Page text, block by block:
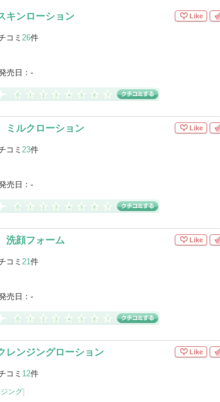
キンローション
コミ 26件
売日： -
Like
ルクローション
コミ 23件
売日： -
Like
顔フォーム
コミ 21件
売日： -
Like
レンジングローション
コミ 12件
ング]
Like